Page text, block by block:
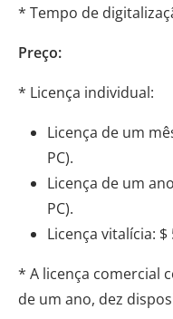
* Tempo de
Preço:
* Licença individual:
Licença de um
PC).
Licença de um
PC).
Licença vitalícia:
* A licença comercial
de um ano, dez